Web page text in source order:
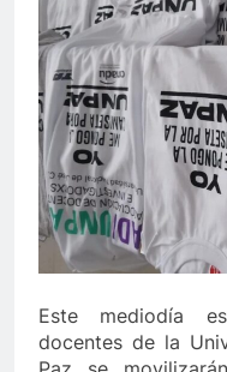
Este mediodía
docentes de la